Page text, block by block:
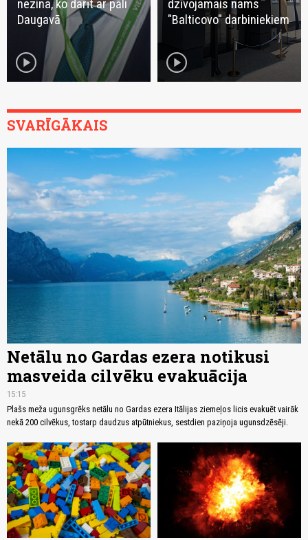
nezina, ko darīt ar pāli
Daugavā
play_circle
dzīvojamais nams
"Balticovo" darbiniekiem
play_circle
SVARĪGĀKAIS
Netālu no Gardas ezera notikusi
masveida cilvēku evakuācija
15:15
Plašs meža ugunsgrēks netālu no Gardas ezera Itālijas ziemeļos licis evakuēt vairāk
nekā 200 cilvēkus, tostarp daudzus atpūtniekus, sestdien paziņoja ugunsdzēsēji.